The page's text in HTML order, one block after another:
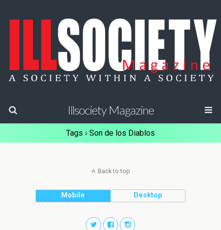
Illsociety Magazine
Tags › Son de los Diablos
Back to top
Mobile Desktop